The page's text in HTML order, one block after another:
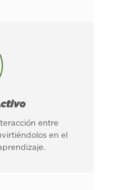
entre
en el